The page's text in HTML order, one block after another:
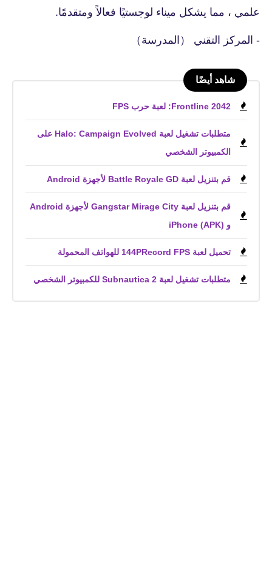
علمي ، مما يشكل ميناء لوجستيًا فعالاً ومتقدمًا.
- المركز التقني （المدرسة）
شاهد أيضًا
Frontline 2042: لعبة حرب FPS
متطلبات تشغيل لعبة Halo: Campaign Evolved على
الكمبيوتر الشخصي
قم بتنزيل لعبة Battle Royale GD لأجهزة Android
قم بتنزيل لعبة Gangstar Mirage City لأجهزة Android
و iPhone (APK)
تحميل لعبة 144PRecord FPS للهواتف المحمولة
متطلبات تشغيل لعبة Subnautica 2 للكمبيوتر الشخصي